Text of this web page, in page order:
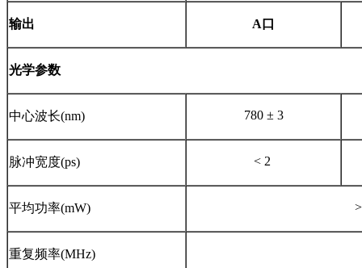
输出 A口
光学参数
中心波长(nm) 780 ± 3
脉冲宽度(ps) < 2
平均功率(mW)
重复频率(MHz)